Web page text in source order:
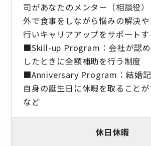
司があなたのメンター（相談役
外で食事をしながら悩みの解決
行いキャリアアップをサポート
■Skill-up Program：会社が認
したときに全額補助を行う制度
■Anniversary Program：結婚
自身の誕生日に休暇を取ること
など
休日休暇